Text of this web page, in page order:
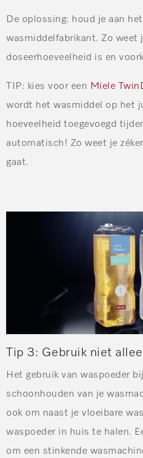
De oplossing: houd je aan
wasmiddelfabrikant. Zo weet
doseerhoeveelheid is en
TIP: kies voor een Miele
wordt het wasmiddel op het
hoeveelheid toegevoegd
automatisch! Zo weet je
gaat.
Tip 3: Gebruik niet
Het gebruik van waspoeder
schoonhouden van je
ook om naast je vloeibare
waspoeder in huis te halen.
om een stinkende